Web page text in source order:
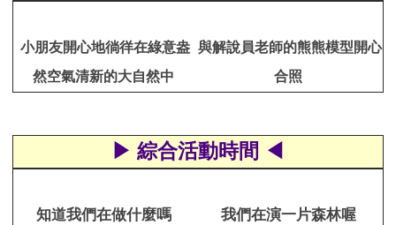
小朋友開心地徜徉在綠意盎
然空氣清新的大自然中
與解說員老師的熊熊模型開心
合照
▶ 綜合活動時間 ◀
知道我們在做什麼嗎 我們在演一片森林喔